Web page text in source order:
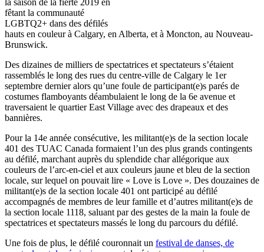
fêtant la communauté
LGBTQ2+ dans des défilés
hauts en couleur à Calgary, en Alberta, et à Moncton, au Nouveau-
Brunswick.
Des dizaines de milliers de spectatrices et spectateurs s’étaient
rassemblés le long des rues du centre-ville de Calgary le 1er
septembre dernier alors qu’une foule de participant(e)s parés de
costumes flamboyants déambulaient le long de la 6e avenue et
traversaient le quartier East Village avec des drapeaux et des
bannières.
Pour la 14e année consécutive, les militant(e)s de la section locale
401 des TUAC Canada formaient l’un des plus grands contingents
au défilé, marchant auprès du splendide char allégorique aux
couleurs de l’arc-en-ciel et aux couleurs jaune et bleu de la section
locale, sur lequel on pouvait lire « Love is Love ». Des douzaines de
militant(e)s de la section locale 401 ont participé au défilé
accompagnés de membres de leur famille et d’autres militant(e)s de
la section locale 1118, saluant par des gestes de la main la foule de
spectatrices et spectateurs massés le long du parcours du défilé.
Une fois de plus, le défilé couronnait un festival de danses, de